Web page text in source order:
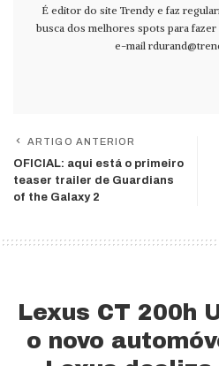
É editor do site Trendy e faz
busca dos melhores spots para
e-mail
ARTIGO ANTERIOR
OFICIAL: aqui está o primeiro
teaser trailer de Guardians
of the Galaxy 2
Lexus CT 200h
o novo